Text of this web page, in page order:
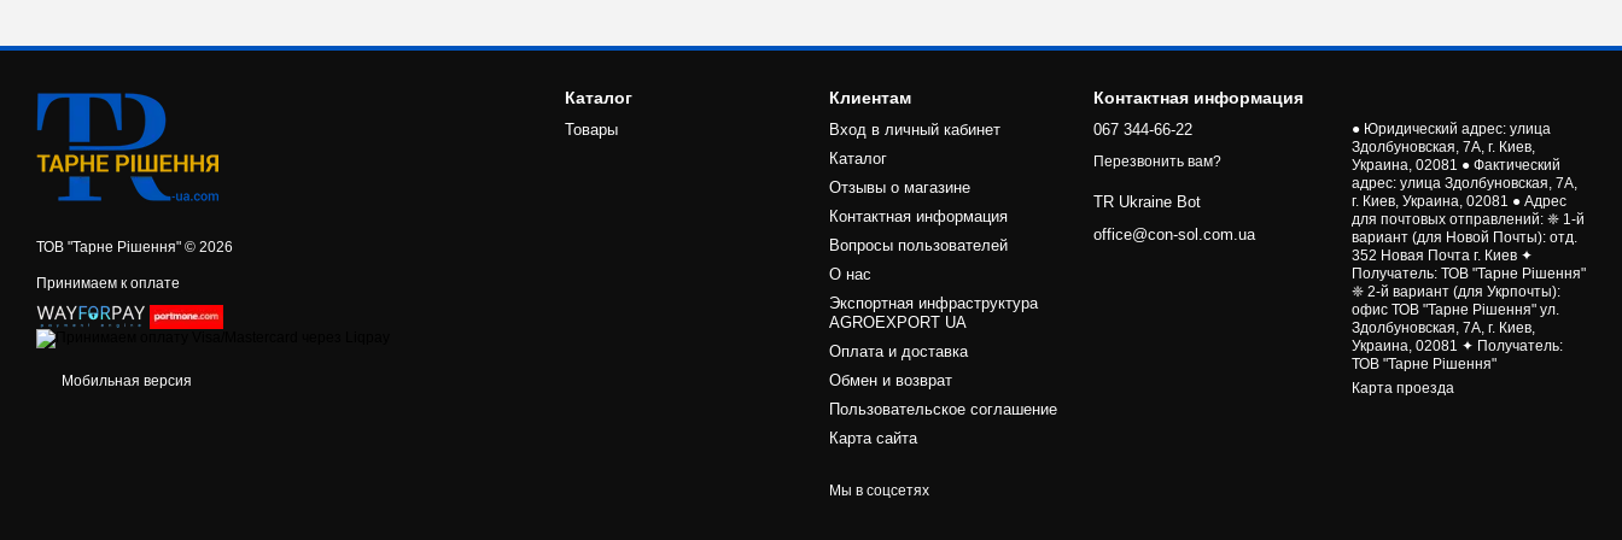
ТОВ "Тарне Рішення" © 2026
Принимаем к оплате
Мобильная версия
Каталог
Товары
Клиентам
Вход в личный кабинет
Каталог
Отзывы о магазине
Контактная информация
Вопросы пользователей
О нас
Экспортная инфраструктура
AGROEXPORT UA
Оплата и доставка
Обмен и возврат
Пользовательское соглашение
Карта сайта
Мы в соцсетях
Контактная информация
067 344-66-22
Перезвонить вам?
TR Ukraine Bot
office@con-sol.com.ua
● Юридический адрес: улица
Здолбуновская, 7А, г. Киев,
Украина, 02081 ● Фактический
адрес: улица Здолбуновская, 7А,
г. Киев, Украина, 02081 ● Адрес
для почтовых отправлений: ❈ 1-й
вариант (для Новой Почты): отд.
352 Новая Почта г. Киев ✦
Получатель: ТОВ "Тарне Рішення"
❈ 2-й вариант (для Укрпочты):
офис ТОВ "Тарне Рішення" ул.
Здолбуновская, 7А, г. Киев,
Украина, 02081 ✦ Получатель:
ТОВ "Тарне Рішення"
Карта проезда